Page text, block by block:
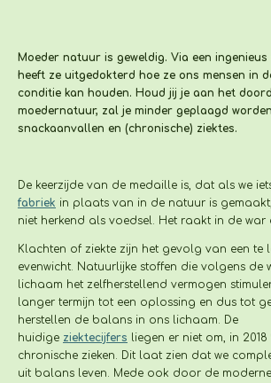
Moeder natuur is geweldig. Via een
heeft ze uitgedokterd hoe ze ons mensen in
conditie kan houden. Houd jij je aan het
moedernatuur, zal je minder geplaagd
snackaanvallen en (chronische) ziektes.
De keerzijde van de medaille is, dat als we
fabriek in plaats van in de natuur is
niet herkend als voedsel. Het raakt in de war
Klachten of ziekte zijn het gevolg van een te
evenwicht. Natuurlijke stoffen die volgens de
lichaam het zelfherstellend vermogen
langer termijn tot een oplossing en dus tot
herstellen de balans in ons lichaam. De
huidige ziektecijfers liegen er niet om, in 2018
chronische zieken. Dit laat zien dat we
uit balans leven. Mede ook door de